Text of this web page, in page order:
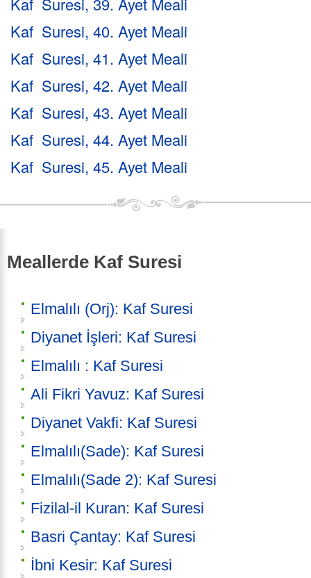
Kaf Suresi, 40. Ayet Meali
Kaf Suresi, 41. Ayet Meali
Kaf Suresi, 42. Ayet Meali
Kaf Suresi, 43. Ayet Meali
Kaf Suresi, 44. Ayet Meali
Kaf Suresi, 45. Ayet Meali
Meallerde Kaf Suresi
Elmalılı (Orj): Kaf Suresi
Diyanet İşleri: Kaf Suresi
Elmalılı : Kaf Suresi
Ali Fikri Yavuz: Kaf Suresi
Diyanet Vakfi: Kaf Suresi
Elmalılı(Sade): Kaf Suresi
Elmalılı(Sade 2): Kaf Suresi
Fizilal-il Kuran: Kaf Suresi
Basri Çantay: Kaf Suresi
İbni Kesir: Kaf Suresi